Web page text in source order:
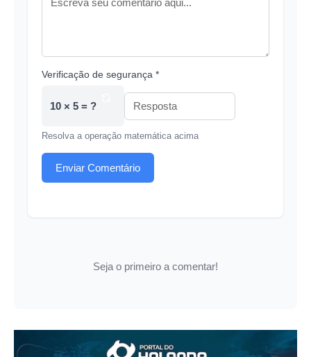
Verificação de segurança *
10 × 5 = ?
Resolva a operação matemática acima
Enviar Comentário
Seja o primeiro a comentar!